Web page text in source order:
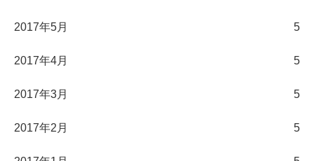
2017年5月 5
2017年4月 5
2017年3月 5
2017年2月 5